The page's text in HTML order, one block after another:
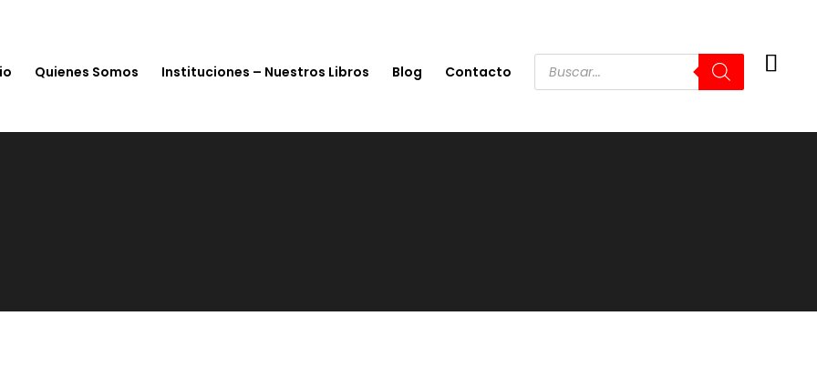
Quienes Somos Instituciones – Nuestros Libros Blog Contacto